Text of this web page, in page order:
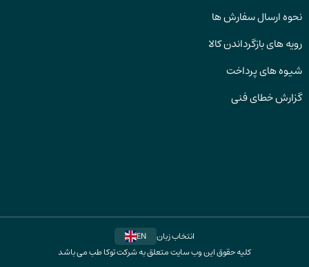
نحوه ارسال سفارش ها
رویه های بازگرداندن کالا
شیوه های پرداخت
گزارش خطای فنی
انتخاب زبان
EN
کلیه حقوق این وب سایت متعلق به شرکت توکا طب می باشد